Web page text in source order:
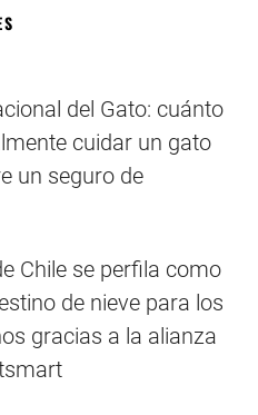
del Gato: cuánto
cuidar un gato
un seguro de
Chile se perfila como
de nieve para los
gracias a la alianza